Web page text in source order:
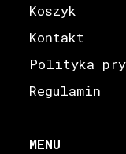
Koszyk
Kontakt
Polityka
Regulamin
MENU